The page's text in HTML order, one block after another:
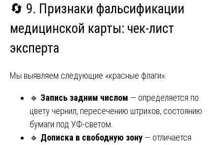
🔄 9. Признаки фальсификации
медицинской карты: чек-лист
эксперта
Мы выявляем следующие «красные флаги»:
🔹 Запись задним числом — определяется по
цвету чернил, пересечению штрихов, состоянию
бумаги под УФ-светом.
🔹 Дописка в свободную зону — отличается